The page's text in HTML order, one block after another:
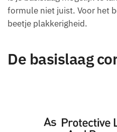
formule niet juist. Voor het
beetje plakkerigheid.
De basislaag